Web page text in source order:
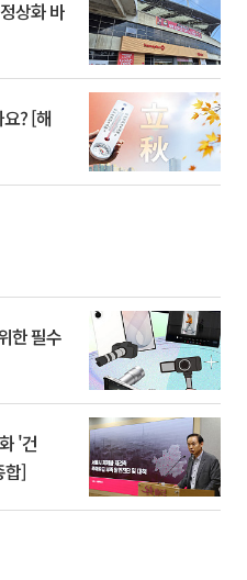
상화 바
? [해
한 필수
'건
]